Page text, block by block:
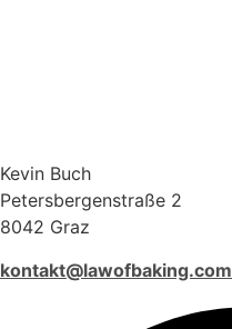
Kevin Buch
Petersbergenstraße 2
8042 Graz
kontakt@lawofbaking.com